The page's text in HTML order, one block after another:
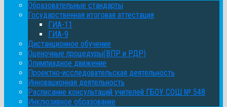
Образовательные стандарты
Государственная итоговая аттестация
ГИА-11
ГИА-9
Дистанционное обучение
Оценочные процедуры(ВПР и РДР)
Олимпиадное движение
Проектно-исследовательская деятельность
Инновационная деятельность
Расписание консультаций учителей ГБОУ СОШ № 548
Инклюзивное образование